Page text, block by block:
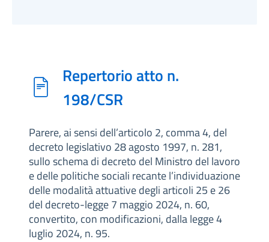
Repertorio atto n.
198/CSR
Parere, ai sensi dell’articolo 2, comma 4, del
decreto legislativo 28 agosto 1997, n. 281,
sullo schema di decreto del Ministro del lavoro
e delle politiche sociali recante l’individuazione
delle modalità attuative degli articoli 25 e 26
del decreto-legge 7 maggio 2024, n. 60,
convertito, con modificazioni, dalla legge 4
luglio 2024, n. 95.